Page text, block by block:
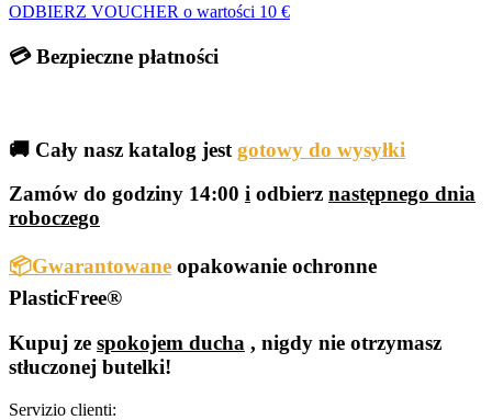
ODBIERZ VOUCHER o wartości 10 €
💳 Bezpieczne płatności
🚚 Cały nasz katalog jest gotowy do wysyłki
Zamów do godziny 14:00 i odbierz następnego dnia
roboczego
📦Gwarantowane opakowanie ochronne
PlasticFree®
Kupuj ze spokojem ducha , nigdy nie otrzymasz
stłuczonej butelki!
Servizio clienti: